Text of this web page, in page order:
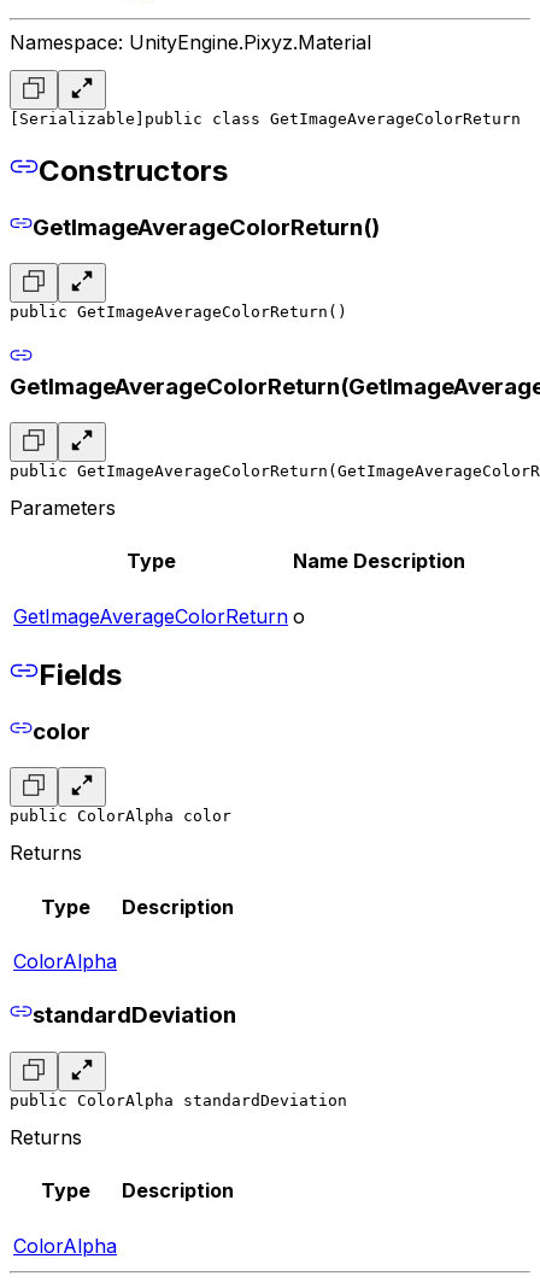
Namespace: UnityEngine.Pixyz.Material
[Serializable] public class GetImageAverageColorReturn
Constructors
GetImageAverageColorReturn()
public GetImageAverageColorReturn()
public
Parameters
Type Name Description
GetImageAverageColorReturn o
Fields
color
public ColorAlpha color
Returns
Type Description
ColorAlpha
standardDeviation
public ColorAlpha standardDeviation
Returns
Type Description
ColorAlpha